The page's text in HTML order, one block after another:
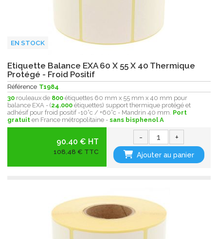
EN STOCK
Etiquette Balance EXA 60 X 55 X 40 Thermique
Protégé - Froid Positif
Référence T1984
30 rouleaux de 800 étiquettes 60 mm x 55 mm x 40 mm pour
balance EXA - (24.000 étiquettes) support thermique protégé et
adhésif pour froid positif -10°c / +60°c - Mandrin 40 mm. Port
gratuit en France métropolitaine - sans bisphenol A
90.40 € HT
108,48 € TTC
- +
Ajouter au panier